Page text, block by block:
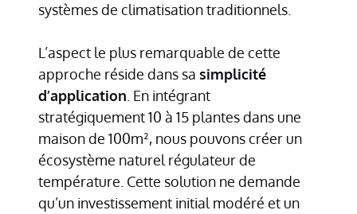
systèmes de climatisation traditionnels.
L’aspect le plus remarquable de cette
approche réside dans sa simplicité
d’application . En intégrant
stratégiquement 10 à 15 plantes dans une
maison de 100m², nous pouvons créer un
écosystème naturel régulateur de
température. Cette solution ne demande
qu’un investissement initial modéré et un